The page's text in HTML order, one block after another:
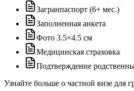
Загранпаспорт (6+ мес.)
Заполненная анкета
Фото 3.5×4.5 см
Медицинская страховка
Подтверждение
Узнайте больше о частной визе для